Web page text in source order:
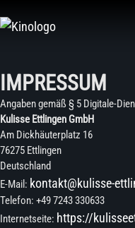
Inhalt
IMPRESSUM
Angaben gemäß § 5 Digitale-
Kulisse Ettlingen GmbH
Am Dickhäuterplatz 16
76275 Ettlingen
Deutschland
E-Mail: kontakt@kulisse-
Telefon: +49 7243 330633
Internetseite: https://